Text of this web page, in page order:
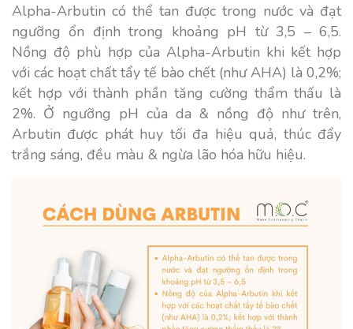
Alpha-Arbutin có thể tan được trong nước và đạt
ngưỡng ổn định trong khoảng pH từ 3,5 – 6,5.
Nồng độ phù hợp của Alpha-Arbutin khi kết hợp
với các hoạt chất tẩy tế bào chết (như AHA) là 0,2%;
kết hợp với thành phần tăng cường thẩm thấu là
2%. Ở ngưỡng pH của da & nồng độ như trên,
Arbutin được phát huy tối đa hiệu quả, thúc đẩy
trắng sáng, đều màu & ngừa lão hóa hữu hiệu.